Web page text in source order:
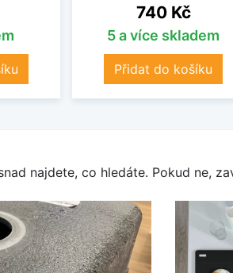
Cena
740 Kč
5 a více skladem
Přidat do košíku
najdete, co hledáte. Pokud ne,